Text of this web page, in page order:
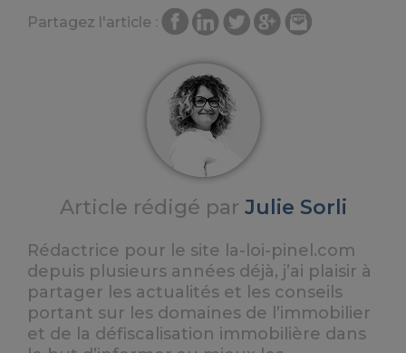
Partagez l'article :
Article rédigé par Julie Sorli
Rédactrice pour le site la-loi-pinel.com
depuis plusieurs années déjà, j’ai plaisir à
partager les actualités et les conseils
portant sur les domaines de l’immobilier
et de la défiscalisation immobilière dans